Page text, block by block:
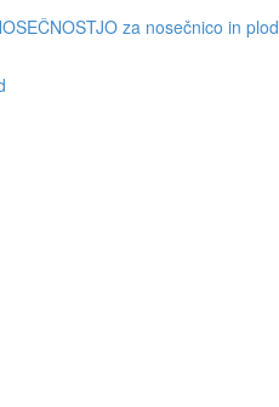
za nosečnico in plod